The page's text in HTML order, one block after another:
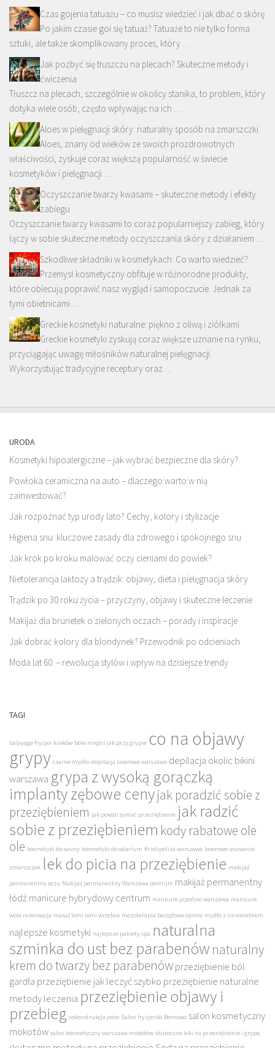
Czas gojenia tatuażu – co musisz wiedzieć i jak dbać o skórę
Po jakim czasie goi się tatuaż? Tatuaże to nie tylko forma
sztuki, ale także skomplikowany proces, który …
Jak pozbyć się tłuszczu na plecach? Skuteczne metody i
ćwiczenia
Tłuszcz na plecach, szczególnie w okolicy stanika, to problem, który
dotyka wiele osób, często wpływając na ich …
Aloes w pielęgnacji skóry: naturalny sposób na zmarszczki
Aloes, znany od wieków ze swoich prozdrowotnych
właściwości, zyskuje coraz większą popularność w świecie
kosmetyków i pielęgnacji …
Oczyszczanie twarzy kwasami – skuteczne metody i efekty
zabiegu
Oczyszczanie twarzy kwasami to coraz popularniejszy zabieg, który
łączy w sobie skuteczne metody oczyszczania skóry z działaniem …
Szkodliwe składniki w kosmetykach: Co warto wiedzieć?
Przemysł kosmetyczny obfituje w różnorodne produkty,
które obiecują poprawić nasz wygląd i samopoczucie. Jednak za
tymi obietnicami …
Greckie kosmetyki naturalne: piękno z oliwą i ziółkami
Greckie kosmetyki zyskują coraz większe uznanie na rynku,
przyciągając uwagę miłośników naturalnej pielęgnacji.
Wykorzystując tradycyjne receptury oraz …
URODA
Kosmetyki hipoalergiczne – jak wybrać bezpieczne dla skóry?
Powłoka ceramiczna na auto – dlaczego warto w nią
zainwestować?
Jak rozpoznać typ urody lato? Cechy, kolory i stylizacje
Higiena snu: kluczowe zasady dla zdrowego i spokojnego snu
Jak krok po kroku malować oczy cieniami do powiek?
Nietolerancja laktozy a trądzik: objawy, dieta i pielęgnacja skóry
Trądzik po 30 roku życia – przyczyny, objawy i skuteczne leczenie
Makijaż dla brunetek o zielonych oczach – porady i inspiracje
Jak dobrać kolory dla blondynek? Przewodnik po odcieniach
Moda lat 60. – rewolucja stylów i wpływ na dzisiejsze trendy
TAGI
balayage fryzjer kraków bóle mięśni jak przy grypie co na objawy
grypy czarne mydło depilacja laserowa warszawa depilacja okolic bikini
warszawa grypa z wysoką gorączką
implanty zębowe cenyjak poradzić sobie z
przeziębieniem jak powstrzymać przeziębienie jak radzić
sobie z przeziębieniem kody rabatowe ole
ole kosmetyki do sauny kosmetyki do solarium Kriolipoliza warszawa laserowe usuwanie
zmarszczek lek do picia na przeziębienie makijaż
permanentny oczu Makijaż permanentny Warszawa centrum makijaż permanentny
łódź manicure hybrydowy centrum manicure japoński warszawa manicure
wola rezerwacja masaż lomi lomi wrocław mezoterapia bezigłowa opinie mydło z nanosrebrem
najlepsze kosmetyki najlepsze pakiety spa naturalna
szminka do ust bez parabenów naturalny
krem do twarzy bez parabenówprzeziębienie ból
gardła przeziębienie jak leczyć szybko przeziębienie naturalne
metody leczenia przeziębienie objawy i
przebieg rekonstrukcja joico Salon fryzjerski Bemowo salon kosmetyczny
mokotów salon kosmetyczny warszawa mokotów skuteczne leki na przeziębienie i grypę